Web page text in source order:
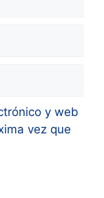
y web
vez que